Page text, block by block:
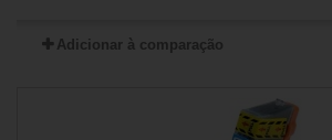
Adicionar à comparação